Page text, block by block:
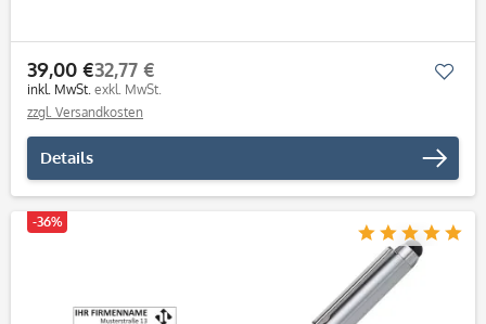
39,00 €
inkl. MwSt.
32,77 €
exkl. MwSt.
zzgl. Versandkosten
Details
-36%